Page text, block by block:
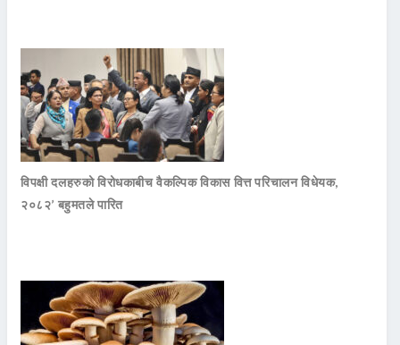
विपक्षी दलहरुको विरोधकाबीच वैकल्पिक विकास वित्त परिचालन विधेयक,
२०८२’ बहुमतले पारित